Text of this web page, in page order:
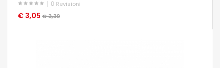
0 Revisioni
€ 3,05 € 3,39
OCCHIATA VELOCE